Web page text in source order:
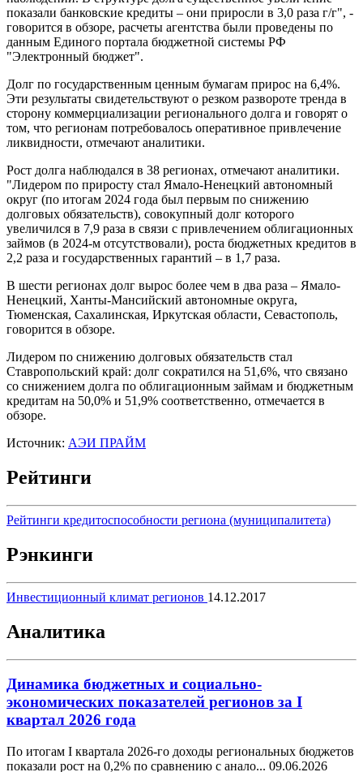
показали банковские кредиты – они приросли в 3,0 раза г/г", -
говорится в обзоре, расчеты агентства были проведены по
данным Единого портала бюджетной системы РФ
"Электронный бюджет".
Долг по государственным ценным бумагам прирос на 6,4%.
Эти результаты свидетельствуют о резком развороте тренда в
сторону коммерциализации регионального долга и говорят о
том, что регионам потребовалось оперативное привлечение
ликвидности, отмечают аналитики.
Рост долга наблюдался в 38 регионах, отмечают аналитики.
"Лидером по приросту стал Ямало-Ненецкий автономный
округ (по итогам 2024 года был первым по снижению
долговых обязательств), совокупный долг которого
увеличился в 7,9 раза в связи с привлечением облигационных
займов (в 2024-м отсутствовали), роста бюджетных кредитов в
2,2 раза и государственных гарантий – в 1,7 раза.
В шести регионах долг вырос более чем в два раза – Ямало-
Ненецкий, Ханты-Мансийский автономные округа,
Тюменская, Сахалинская, Иркутская области, Севастополь,
говорится в обзоре.
Лидером по снижению долговых обязательств стал
Ставропольский край: долг сократился на 51,6%, что связано
со снижением долга по облигационным займам и бюджетным
кредитам на 50,0% и 51,9% соответственно, отмечается в
обзоре.
Источник: АЭИ ПРАЙМ
Рейтинги
Рейтинги кредитоспособности региона (муниципалитета)
Рэнкинги
Инвестиционный климат регионов 14.12.2017
Аналитика
Динамика бюджетных и социально-
экономических показателей регионов за I
квартал 2026 года
По итогам I квартала 2026-го доходы региональных бюджетов
показали рост на 0,2% по сравнению с анало... 09.06.2026